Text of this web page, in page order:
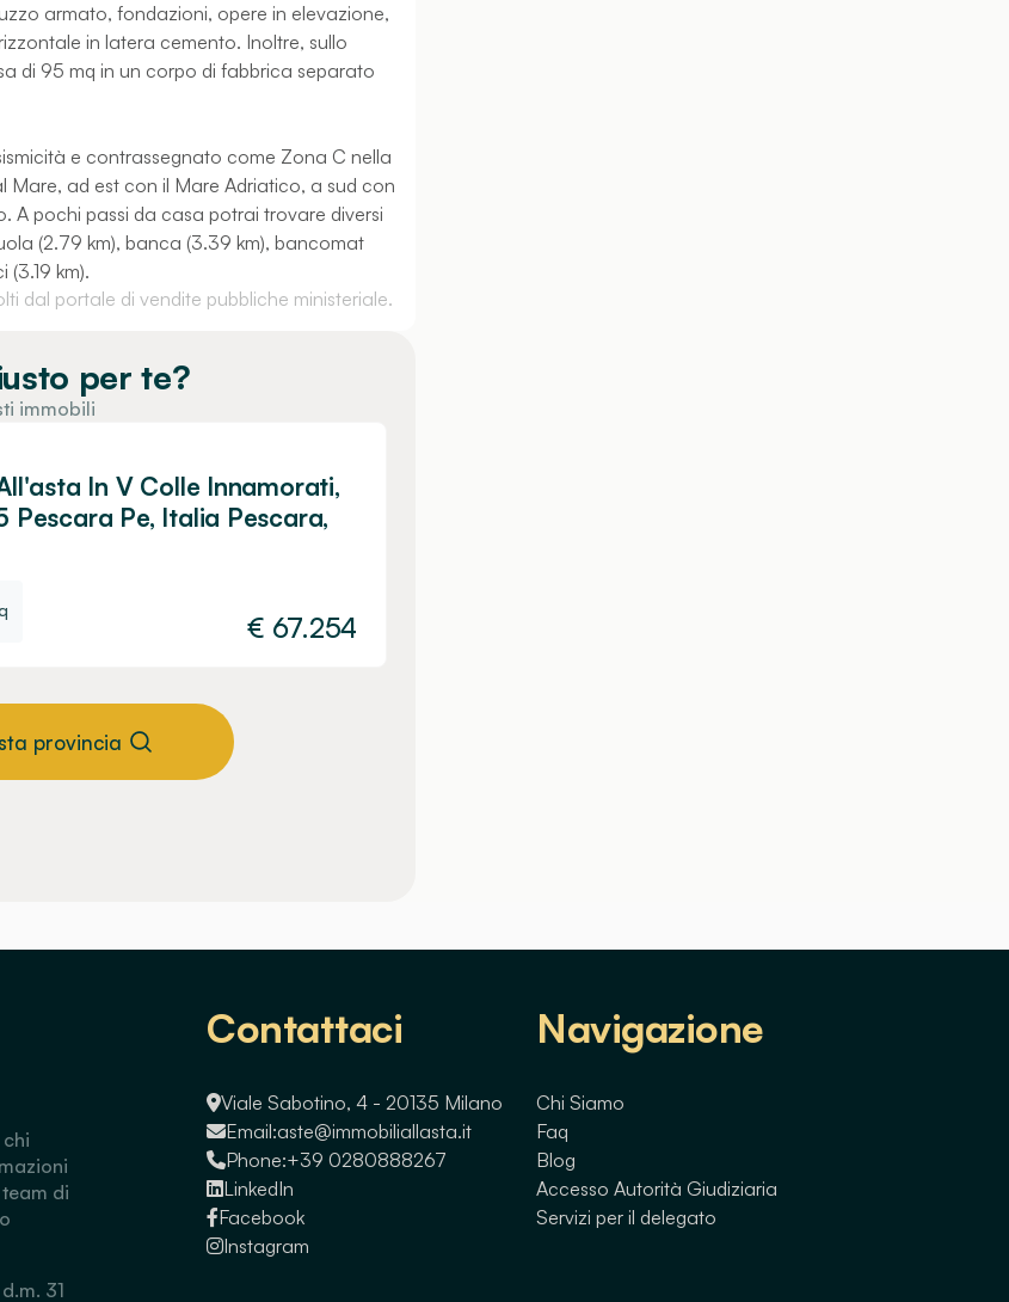
armato, fondazioni, opere in elevazione,
in latera cemento. Inoltre, sullo
di 95 mq in un corpo di fabbrica separato
e contrassegnato come Zona C nella
ad est con il Mare Adriatico, a sud con
A pochi passi da casa potrai trovare diversi
(2.79 km), banca (3.39 km), bancomat
(3.19 km).
dal portale di vendite pubbliche ministeriale.
per te?
immobili
In V Colle Innamorati,
Pescara Pe, Italia Pescara,
€ 67.254
provincia
di
31
Contattaci
Viale Sabotino, 4 - 20135 Milano
Email:aste@immobiliallasta.it
Phone:+39 0280888267
LinkedIn
Facebook
Instagram
Navigazione
Chi Siamo
Faq
Blog
Accesso Autorità Giudiziaria
Servizi per il delegato